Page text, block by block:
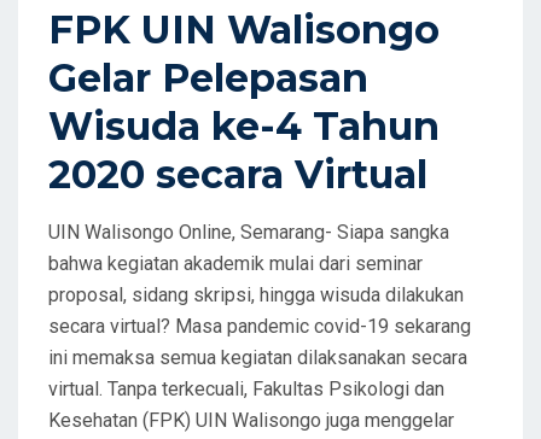
D
O
N
FPK UIN Walisongo
Gelar Pelepasan
Wisuda ke-4 Tahun
2020 secara Virtual
UIN Walisongo Online, Semarang- Siapa sangka
bahwa kegiatan akademik mulai dari seminar
proposal, sidang skripsi, hingga wisuda dilakukan
secara virtual? Masa pandemic covid-19 sekarang
ini memaksa semua kegiatan dilaksanakan secara
virtual. Tanpa terkecuali, Fakultas Psikologi dan
Kesehatan (FPK) UIN Walisongo juga menggelar